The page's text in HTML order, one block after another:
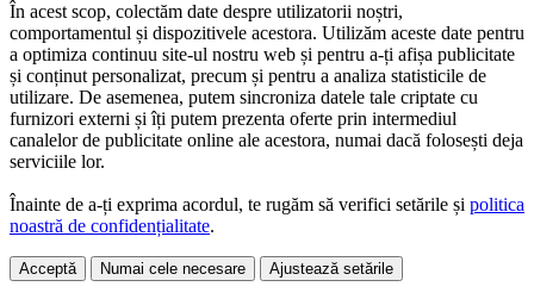
În acest scop, colectăm date despre utilizatorii noștri,
comportamentul și dispozitivele acestora. Utilizăm aceste date pentru
a optimiza continuu site-ul nostru web și pentru a-ți afișa publicitate
și conținut personalizat, precum și pentru a analiza statisticile de
utilizare. De asemenea, putem sincroniza datele tale criptate cu
furnizori externi și îți putem prezenta oferte prin intermediul
canalelor de publicitate online ale acestora, numai dacă folosești deja
serviciile lor.
Înainte de a-ți exprima acordul, te rugăm să verifici setările și politica
noastră de confidențialitate.
Acceptă Numai cele necesare Ajustează setările